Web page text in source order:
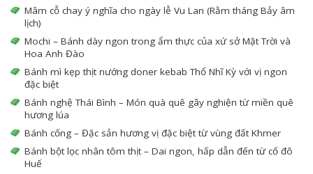
Mâm cỗ chay ý nghĩa cho ngày lễ Vu Lan (Rằm tháng Bảy âm
lịch)
Mochi – Bánh dày ngon trong ẩm thực của xứ sở Mặt Trời và
Hoa Anh Đào
Bánh mì kẹp thịt nướng doner kebab Thổ Nhĩ Kỳ với vị ngon
đặc biệt
Bánh nghệ Thái Bình – Món quà quê gây nghiện từ miền quê
hương lúa
Bánh cống – Đặc sản hương vị đặc biệt từ vùng đất Khmer
Bánh bột lọc nhân tôm thịt – Dai ngon, hấp dẫn đến từ cố đô
Huế